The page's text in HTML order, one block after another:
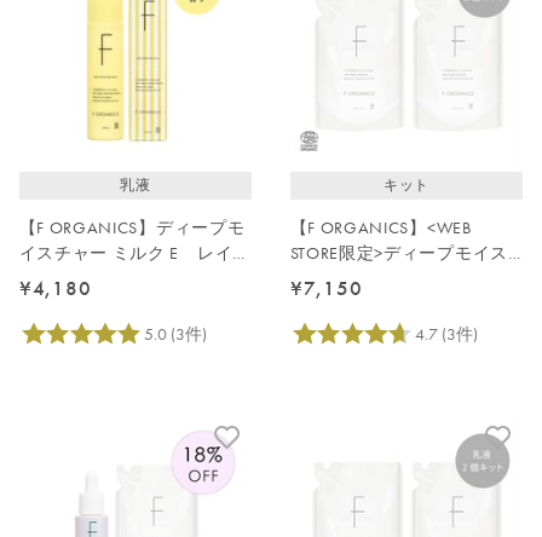
乳液
【F ORGANICS】ディープモ
イスチャー ミルク E レイユ
ールデルブの香り
¥4,180
キット
【F ORGANICS】<WEB
STORE限定>ディープモイス
チャーローション詰替2点セ
ット
¥7,150